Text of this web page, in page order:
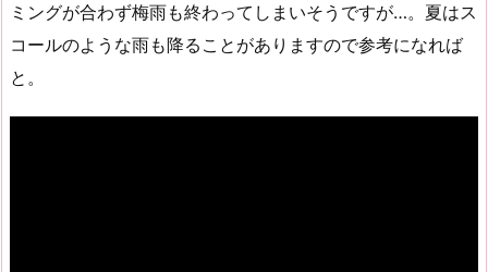
ミングが合わず梅雨も終わってしまいそうですが…。夏はス
コールのような雨も降ることがありますので参考になれば
と。